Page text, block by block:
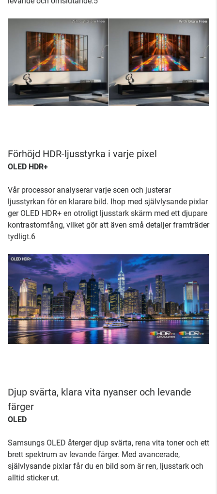
Förhöjd HDR-ljusstyrka i varje pixel
OLED HDR+
Vår processor analyserar varje scen och justerar
ljusstyrkan för en klarare bild. Ihop med självlysande pixlar
ger OLED HDR+ en otroligt ljusstark skärm med ett djupare
kontrastomfång, vilket gör att även små detaljer framträder
tydligt.6
Djup svärta, klara vita nyanser och levande
färger
OLED
Samsungs OLED återger djup svärta, rena vita toner och ett
brett spektrum av levande färger. Med avancerade,
självlysande pixlar får du en bild som är ren, ljusstark och
alltid sticker ut.